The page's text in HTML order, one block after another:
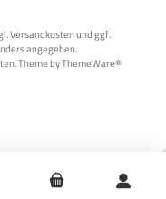
Versandkosten und ggf.
angegeben.
Theme byThemeWare®